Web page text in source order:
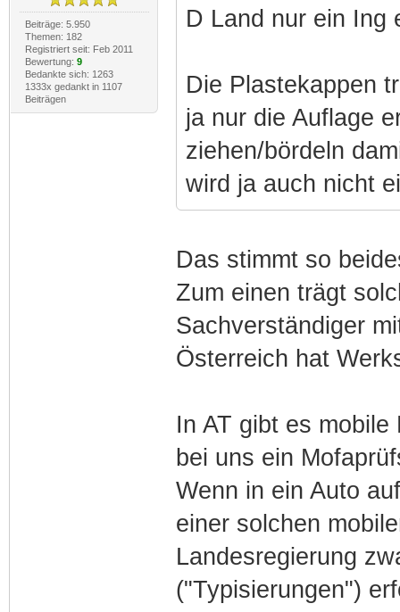
Beiträge: 5.950
Themen: 182
Registriert seit: Feb 2011
Bewertung: 9
Bedankte sich: 1263
1333x gedankt in 1107
Beiträgen
D Land nur ein Ing
Die Plastekappen
ja nur die Auflage
ziehen/bördeln
wird ja auch nicht
Das stimmt so
Zum einen trägt
Sachverständiger
Österreich hat
In AT gibt es
bei uns ein
Wenn in ein Auto
einer solchen
Landesregierung
("Typisierungen")